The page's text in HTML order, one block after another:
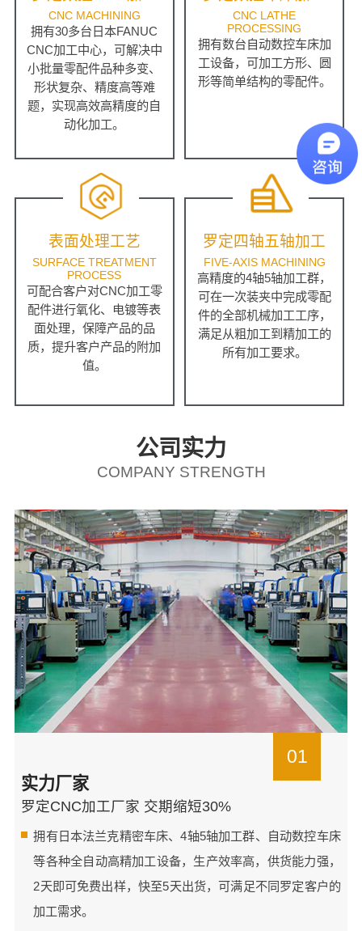
CNC MACHINING
拥有30多台日本FANUC
CNC加工中心，可解决中
小批量零配件品种多变、
形状复杂、精度高等难
题，实现高效高精度的自
动化加工。
CNC LATHE
PROCESSING
拥有数台自动数控车床加
工设备，可加工方形、圆
形等简单结构的零配件。
表面处理工艺
SURFACE TREATMENT
PROCESS
可配合客户对CNC加工零
配件进行氧化、电镀等表
面处理，保障产品的品
质，提升客户产品的附加
值。
罗定四轴五轴加工
FIVE-AXIS MACHINING
高精度的4轴5轴加工群，
可在一次装夹中完成零配
件的全部机械加工工序，
满足从粗加工到精加工的
所有加工要求。
公司实力
COMPANY STRENGTH
01
实力厂家
罗定CNC加工厂家 交期缩短30%
拥有日本法兰克精密车床、4轴5轴加工群、自动数控车床
等各种全自动高精加工设备，生产效率高，供货能力强，
2天即可免费出样，快至5天出货，可满足不同罗定客户的
加工需求。